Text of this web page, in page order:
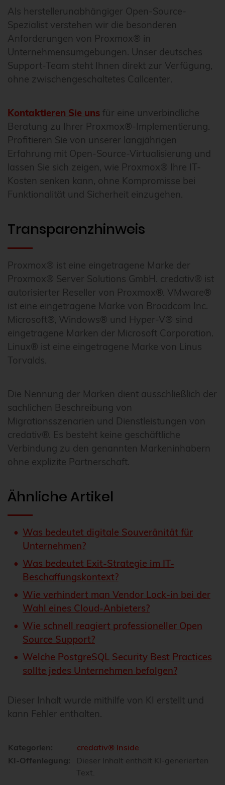
Als herstellerunabhängiger Open-Source-
Spezialist verstehen wir die besonderen
Anforderungen von Proxmox® in
Unternehmensumgebungen. Unser deutsches
Support-Team steht Ihnen direkt zur Verfügung,
ohne zwischengeschaltetes Callcenter.
Kontaktieren Sie uns für eine unverbindliche
Beratung zu Ihrer Proxmox®-Implementierung.
Profitieren Sie von unserer langjährigen
Erfahrung mit Open-Source-Virtualisierung und
lassen Sie sich zeigen, wie Proxmox® Ihre IT-
Kosten senken kann, ohne Kompromisse bei
Funktionalität und Sicherheit einzugehen.
Transparenzhinweis
Proxmox® ist eine eingetragene Marke der
Proxmox® Server Solutions GmbH. credativ® ist
autorisierter Reseller von Proxmox®. VMware®
ist eine eingetragene Marke von Broadcom Inc.
Microsoft®, Windows® und Hyper-V® sind
eingetragene Marken der Microsoft Corporation.
Linux® ist eine eingetragene Marke von Linus
Torvalds.
Die Nennung der Marken dient ausschließlich der
sachlichen Beschreibung von
Migrationsszenarien und Dienstleistungen von
credativ®. Es besteht keine geschäftliche
Verbindung zu den genannten Markeninhabern
ohne explizite Partnerschaft.
Ähnliche Artikel
Was bedeutet digitale Souveränität für
Unternehmen?
Was bedeutet Exit-Strategie im IT-
Beschaffungskontext?
Wie verhindert man Vendor Lock-in bei der
Wahl eines Cloud-Anbieters?
Wie schnell reagiert professioneller Open
Source Support?
Welche PostgreSQL Security Best Practices
sollte jedes Unternehmen befolgen?
Dieser Inhalt wurde mithilfe von KI erstellt und
kann Fehler enthalten.
Kategorien:
credativ® Inside
KI-Offenlegung:
Dieser Inhalt enthält KI-generierten
Text.